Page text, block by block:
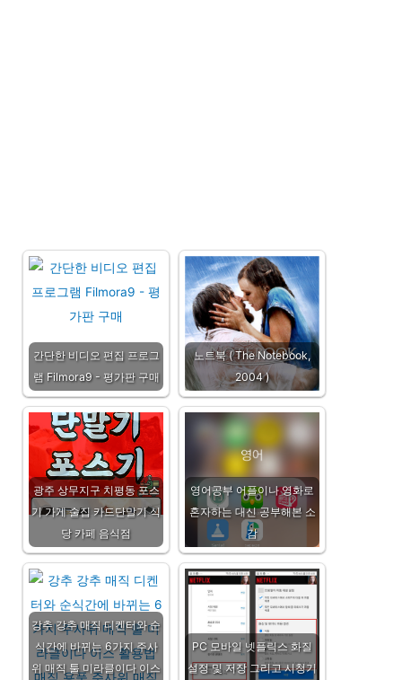
간단한 비디오 편집 프로그
램 Filmora9 - 평가판 구매
노트북 ( The Notebook,
2004 )
광주 상무지구 치평동 포스
기 가게 술집 카드단말기 식
당 카페 음식점
영어공부 어플이나 영화로
혼자하는 대신 공부해본 소
감
강추 강추 매직 디켄터와 순
식간에 바뀌는 6가지 주사
위 매직 툴 미라클이다 이스
PC 모바일 넷플릭스 화질
설정 및 저장 그리고 시청기